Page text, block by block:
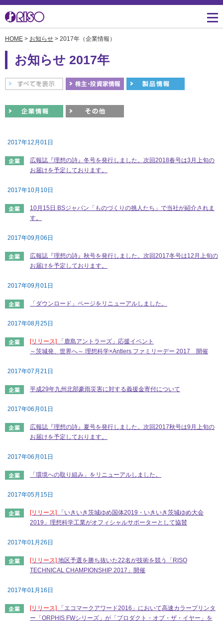
お役立ち記事
製品についてのお問い合
わせ一覧
閉じる
理想科学のものづくり
マネジメント
採用情報
環境への取り組み
閉じる
HOME > お知らせ > 2017年（企業情報）
お知らせ 2017年
2017年12月01日
広報誌『理想の詩』冬号を発行しました。次回2018春号は3月上旬の
お届けを予定しております。
2017年10月10日
10月15日 BSジャパン「ものづくりの挑人たち」で当社が紹介されま
す。
2017年09月06日
広報誌『理想の詩』秋号を発行しました。次回2017冬号は12月上旬の
お届けを予定しております。
2017年09月01日
「ダウンロード」ページをリニューアルしました。
2017年08月25日
[リリース] 「鹿島アントラーズ」応援イベント
～茨城発、世界へ～ 理想科学×Antlers ファミリーデー 2017 開催
2017年07月21日
平成29年九州北部豪雨災害に対する義援金寄付について
2017年06月01日
広報誌『理想の詩』夏号を発行しました。次回2017秋号は9月上旬の
お届けを予定しております。
2017年06月01日
「環境への取り組み」をリニューアルしました。
2017年05月15日
[リリース] 「いきいき茨城ゆめ国体2019・いきいき茨城ゆめ大会
2019」理想科学工業がオフィシャルサポーターとして協賛
2017年01月26日
[リリース] 地区予選を勝ち抜いた22名が技術を競う「RISO
TECHNICAL CHAMPIONSHIP 2017」開催
2017年01月16日
[リリース] 「エコマークアワード2016」において高速カラープリンタ
ー「ORPHIS FWシリーズ」が「プロダクト・オブ・ザ・イヤー」を